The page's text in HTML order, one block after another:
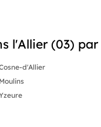
l'Allier (03)
d'Allier
Moulins